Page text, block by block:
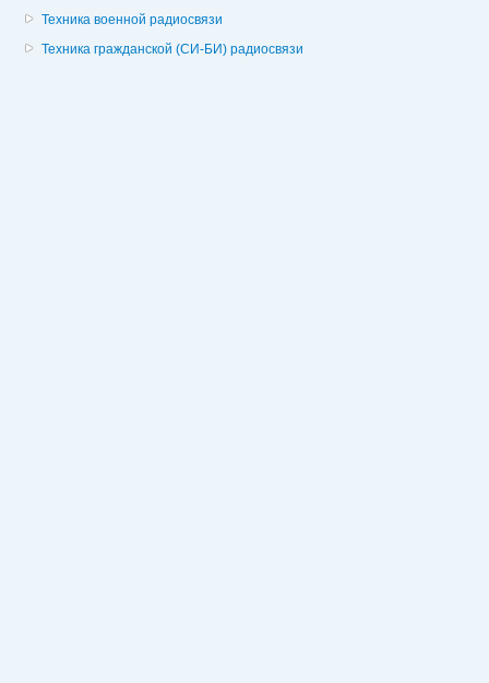
Техника военной радиосвязи
Техника гражданской (СИ-БИ) радиосвязи